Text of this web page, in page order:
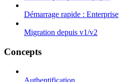
Démarrage rapide : Enterprise
Migration depuis v1/v2
Concepts
Authentification